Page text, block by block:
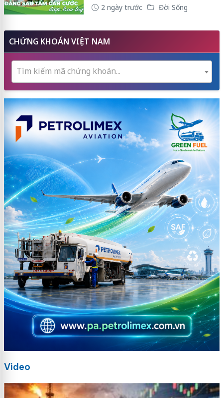
2 ngày trước Đời Sống
CHỨNG KHOÁN VIỆT NAM
Tìm kiếm mã chứng khoán...
Video